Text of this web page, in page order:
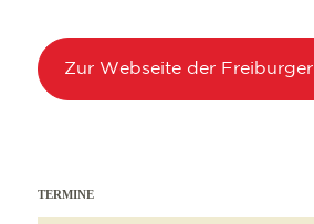
Zur Webseite der
TERMINE